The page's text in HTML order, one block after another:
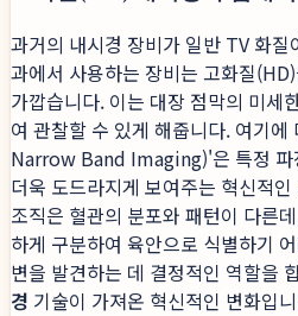
과거의 내시경 장비가 일반 TV 화
과에서 사용하는 장비는 고화질
가깝습니다. 이는 대장 점막의 미세
여 관찰할 수 있게 해줍니다. 여기
Narrow Band Imaging)'은 특정 파
더욱 도드라지게 보여주는 혁신적
조직은 혈관의 분포와 패턴이 다른
하게 구분하여 육안으로 식별하기
변을 발견하는 데 결정적인 역할을
경 기술이 가져온 혁신적인 변화입